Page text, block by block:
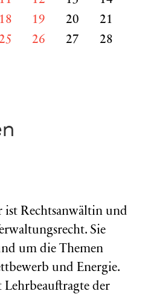
18 19 20
21
26 27
28
Rechtsanwältin und
Sie
um die Themen
und Energie.
Lehrbeauftragte der